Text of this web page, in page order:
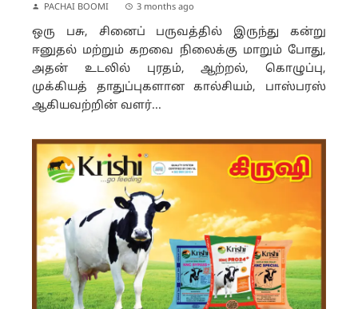
PACHAI BOOMI 3 months ago
ஒரு பசு, சினைப் பருவத்தில் இருந்து கன்று
ஈனுதல் மற்றும் கறவை நிலைக்கு மாறும் போது,
அதன் உடலில் புரதம், ஆற்றல், கொழுப்பு,
முக்கியத் தாதுப்புகளான கால்சியம், பாஸ்பரஸ்
ஆகியவற்றின் வளர்...